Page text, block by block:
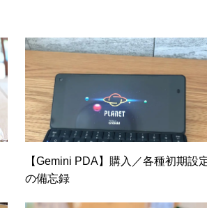
【Gemini PDA】購入／各種初期設
の備忘録